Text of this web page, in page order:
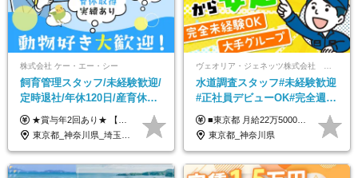
株式会社 ケー・エー・シー
飼育管理スタッフ/未経験歓迎/
定時退社/年休120日/産育休実
績あり/連休取得OK/賞与年2
回/急募求人
★賞与年2回あり★ 【未経験の方】月給20万7,750円～＋賞与年2回＋残業代全額支給＋交通費支給 【生物系大卒の方】月給21万3,750円～＋賞与年2回＋残業代全額支給＋交通費支給 ★手当が充実★ ・資格手当（実験動物技術者2級：月3,000円、1級：月7,000円） ・家族手当 ・住宅費用補助（転居を伴う転勤の場合：最大5年間支給） ・残業代全額支給 ※入社5年目程度で賞与4.6ヶ月分の支給実績あり ※月給の金額は、能力やスキルを考慮して決定します ※試用期間6ヶ月あり（雇用形態・給与・待遇に差異なし）
東京都_神奈川県_埼玉県_大阪府_愛知県_茨城県_三重県_京都府_佐賀県
ヴェオリア・ジェネッツ株式会社 関東支店 東京業務課
水道調査スタッフ#未経験歓迎
#正社員デビューOK#完全週休
2日制#年休125日#資格取得支
援有#社員数千人以上
■東京都 月給22万5000円（東京地域手当3万円含）～25万円＋残業代全額支給＋各種手当 ■神奈川県 月給19万5000円～24万円＋残業代全額支給＋各種手当 ※年齢・経験を考慮し決定 ※試用期間3ヶ月（期間中の給与・待遇に差異はありません） ◆通勤手当あり（全額支給） ◆昇給年1回、賞与年2回。世界最大級の環境企業グループならではの安定した給与体系です。
東京都_神奈川県